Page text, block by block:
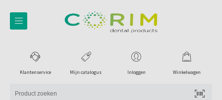
Winkelwagen
Inloggen
Mijn catalogus
Klantenservice